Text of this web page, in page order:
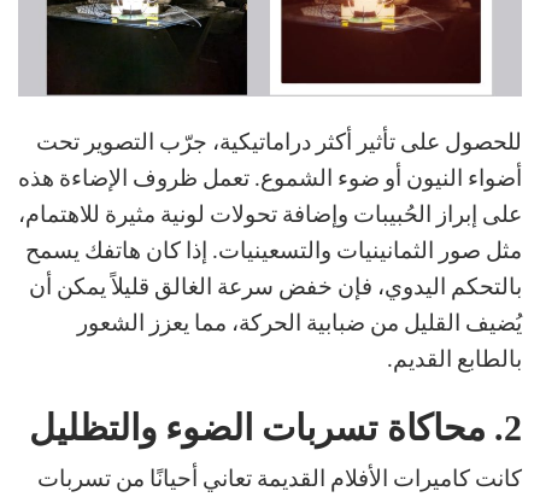
للحصول على تأثير أكثر دراماتيكية، جرّب التصوير تحت
أضواء النيون أو ضوء الشموع. تعمل ظروف الإضاءة هذه
على إبراز الحُبيبات وإضافة تحولات لونية مثيرة للاهتمام،
مثل صور الثمانينيات والتسعينيات. إذا كان هاتفك يسمح
بالتحكم اليدوي، فإن خفض سرعة الغالق قليلاً يمكن أن
يُضيف القليل من ضبابية الحركة، مما يعزز الشعور
بالطابع القديم.
2. محاكاة تسربات الضوء والتظليل
​​​​​​​كانت كاميرات الأفلام القديمة تعاني أحيانًا من تسربات